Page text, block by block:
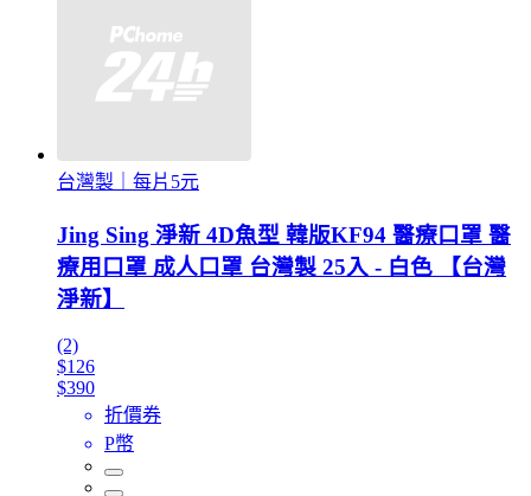
台灣製｜每片5元
Jing Sing 淨新 4D魚型 韓版KF94 醫療口罩 醫
療用口罩 成人口罩 台灣製 25入 - 白色 【台灣
淨新】
(2)
$126
$390
折價券
P幣